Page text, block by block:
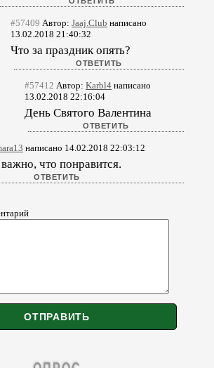
#57409 Автор: Jaaj.Club написано
13.02.2018 21:40:32
Что за праздник опять?
#57412 Автор: Karbl4 написано
13.02.2018 22:16:04
День Святого Валентина
написано 14.02.2018 22:03:12
что понравится.